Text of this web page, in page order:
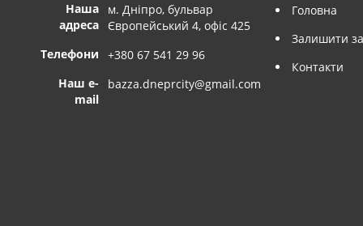
Наша
адреса
м. Дніпро, бульвар
Європейський 4, офіс 425
Телефони
+380 67 541 29 96
Наш e-
mail
bazza.dneprcity@gmail.com
Головна
Залишити
Контакти